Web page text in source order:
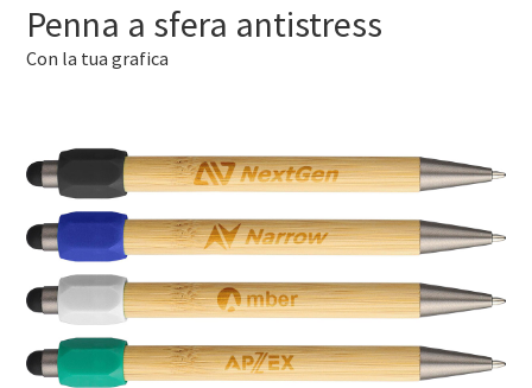
Penna a sfera antistress
Con la tua grafica